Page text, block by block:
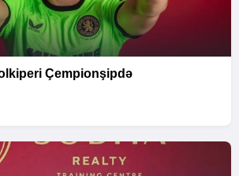
Çempionşipdə